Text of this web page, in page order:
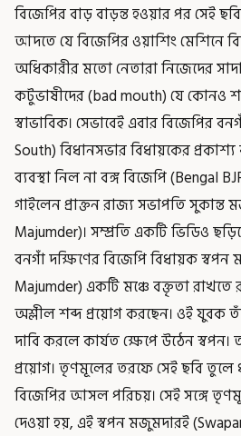
বিজেপির বাড় বাড়ন্ত হওয়ার পর সেই
আদতে যে বিজেপির ওয়াশিং মেশিনে
অধিকারীর মতো নেতারা নিজেদের
কটুভাষীদের (bad mouth) যে কোনও
স্বাভাবিক। সেভাবেই এবার বিজেপির
South) বিধানসভার বিধায়কের
ব্যবস্থা নিল না বঙ্গ বিজেপি (Bengal
গাইলেন প্রাক্তন রাজ্য সভাপতি সুকান্ত
Majumder)। সম্প্রতি একটি ভিডিও
বনগাঁ দক্ষিণের বিজেপি বিধায়ক
Majumder) একটি মঞ্চে বক্তৃতা
অশ্লীল শব্দ প্রয়োগ করছেন। ওই যুবক
দাবি করলে কার্যত ক্ষেপে উঠেন
প্রয়োগ। তৃণমূলের তরফে সেই ছবি তুলে
বিজেপির আসল পরিচয়। সেই সঙ্গে
দেওয়া হয়, এই স্বপন মজুমদারই